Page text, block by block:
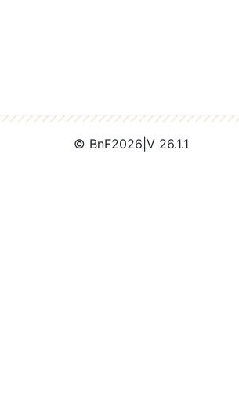
© BnF2026 V 26.1.1